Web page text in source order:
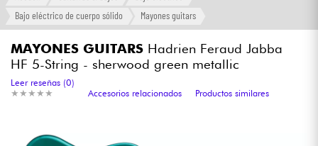
Ampli & Efectos
Sintetizadores & samplers
Bajo eléctrico de cuerpo sólido
Mayones guitars
MAYONES GUITARS Hadrien Feraud Jabba
HF 5-String - sherwood green metallic
★ ★ ★ ★ ★
★ ★ ★ ★ ★
Leer reseñas (0)
Accesorios relacionados
Productos similares